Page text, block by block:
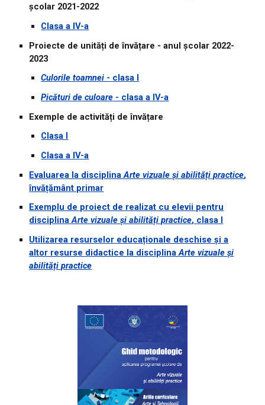
școlar 2021-2022
Clasa a IV-a
Proiecte de unități de învățare - anul școlar 2022-
2023
Culorile toamnei - clasa I
Picături de culoare - clasa a IV-a
Exemple deactivități de învățare
Clasa I
Clasa a IV-a
Evaluarea la disciplinaArte vizuale și abilități practice,
învățământ primar
Exemplu de proiect de realizat cu elevii pentru
disciplinaArte vizuale și abilități practice, clasa I
Utilizarea resurselor educaționale deschise și a
altor resurse didactice la disciplinaArte vizuale și
abilități practice